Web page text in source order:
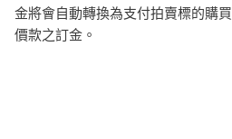
金將會自動轉換為支付拍賣標的購買
價款之訂金。